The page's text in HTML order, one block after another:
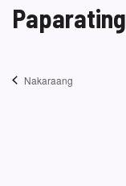
Paparating
petsa.
Nakaraang